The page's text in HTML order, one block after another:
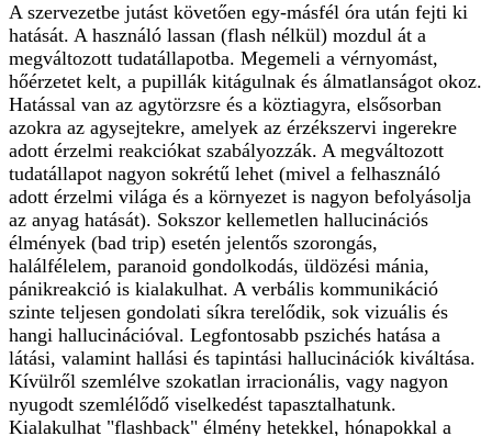
A szervezetbe jutást követően egy-másfél óra után fejti ki
hatását. A használó lassan (flash nélkül) mozdul át a
megváltozott tudatállapotba. Megemeli a vérnyomást,
hőérzetet kelt, a pupillák kitágulnak és álmatlanságot okoz.
Hatással van az agytörzsre és a köztiagyra, elsősorban
azokra az agysejtekre, amelyek az érzékszervi ingerekre
adott érzelmi reakciókat szabályozzák. A megváltozott
tudatállapot nagyon sokrétű lehet (mivel a felhasználó
adott érzelmi világa és a környezet is nagyon befolyásolja
az anyag hatását). Sokszor kellemetlen hallucinációs
élmények (bad trip) esetén jelentős szorongás,
halálfélelem, paranoid gondolkodás, üldözési mánia,
pánikreakció is kialakulhat. A verbális kommunikáció
szinte teljesen gondolati síkra terelődik, sok vizuális és
hangi hallucinációval. Legfontosabb pszichés hatása a
látási, valamint hallási és tapintási hallucinációk kiváltása.
Kívülről szemlélve szokatlan irracionális, vagy nagyon
nyugodt szemlélődő viselkedést tapasztalhatunk.
Kialakulhat "flashback" élmény hetekkel, hónapokkal a